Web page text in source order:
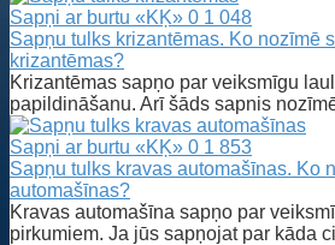
Sapņi ar burtu «KĶ» 0 1 048
Sapņu tulks krizantēmas. Ko nozīmē
krizantēmas?
Krizantēmas sapņo par veiksmīgu
papildināšanu. Arī šāds sapnis
Sapņi ar burtu «KĶ» 0 1 853
Sapņu tulks kravas automašīnas. Ko
automašīnas?
Kravas automašīna sapņo par
pirkumiem. Ja jūs sapņojat par kāda